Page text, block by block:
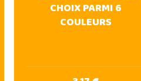
CHOIX PARMI 6
COULEURS